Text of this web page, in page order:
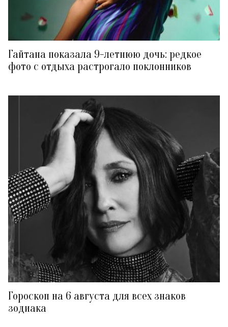
Гайтана показала 9-летнюю дочь: редкое
фото с отдыха растрогало поклонников
Гороскоп на 6 августа для всех знаков
зодиака